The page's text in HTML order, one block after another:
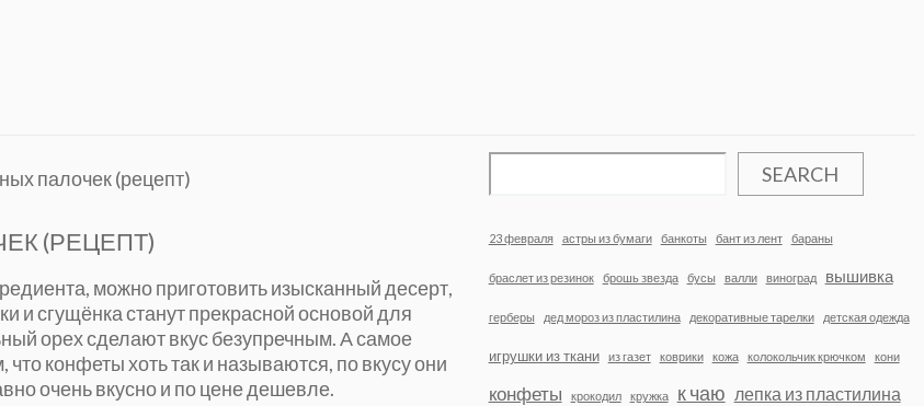
палочек (рецепт)
(РЕЦЕПТ)
можно приготовить изысканный десерт,
и сгущёнка станут прекрасной основой для
орех сделают вкус безупречным. А самое
конфеты хоть так и называются, по вкусу они
очень вкусно и по цене дешевле.
SEARCH
23 февраля астры из бумаги банкоты бант из лент бараны
браслет из резинок брошь звезда бусы валли виноград вышивка
герберы дед мороз из пластилина декоративные тарелки детская одежда
игрушки из ткани из газет коврики кожа колокольчик крючком кони
конфеты крокодил кружка к чаю лепка из пластилина